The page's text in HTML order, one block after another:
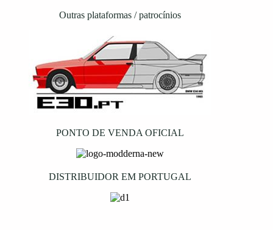
Outras plataformas / patrocínios
PONTO DE VENDA OFICIAL
DISTRIBUIDOR EM PORTUGAL